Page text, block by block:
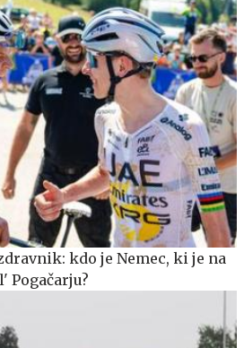
kdo je Nemec, ki je na
Pogačarju?